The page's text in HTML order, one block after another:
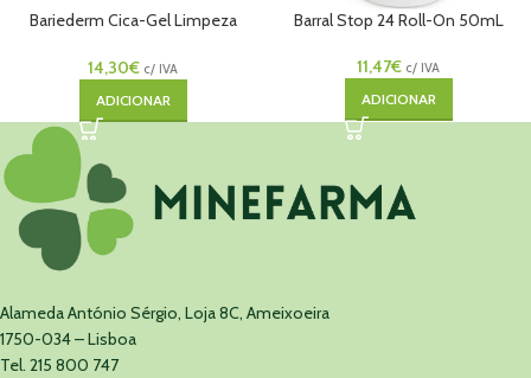
Bariederm Cica-Gel Limpeza
14,30€ c/ IVA
ADICIONAR
Barral Stop 24 Roll-On 50mL
11,47€ c/ IVA
ADICIONAR
Alameda António Sérgio, Loja 8C, Ameixoeira
1750-034 – Lisboa
Tel. 215 800 747